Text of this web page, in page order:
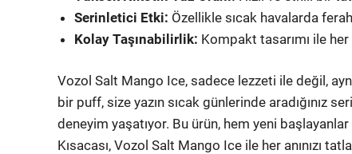
Serinletici Etki: Özellikle sıcak havalarda
Kolay Taşınabilirlik: Kompakt tasarımı ile
Vozol Salt Mango Ice, sadece lezzeti ile değil,
bir puff, size yazın sıcak günlerinde aradığınız
deneyim yaşatıyor. Bu ürün, hem yeni
Kısacası, Vozol Salt Mango Ice ile her anınızı